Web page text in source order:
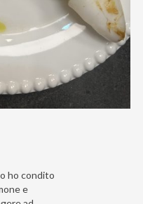
ho condito
e